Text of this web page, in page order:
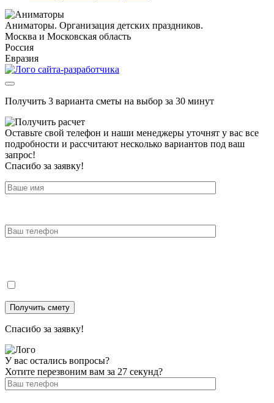
Аниматоры. Организация детских праздников.
Москва и Московская область
Россия
Евразия
Получить 3 варианта сметы на выбор за 30 минут
Оставьте свой телефон и наши менеджеры уточнят у вас все
подробности и рассчитают несколько вариантов под ваш
запрос!
Спасибо за заявку!
Спасибо за заявку!
У вас остались вопросы?
Хотите перезвоним вам за 27 секунд?